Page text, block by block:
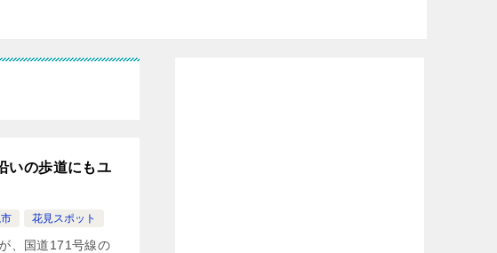
いの歩道にもユ
花見スポット
、国道171号線の